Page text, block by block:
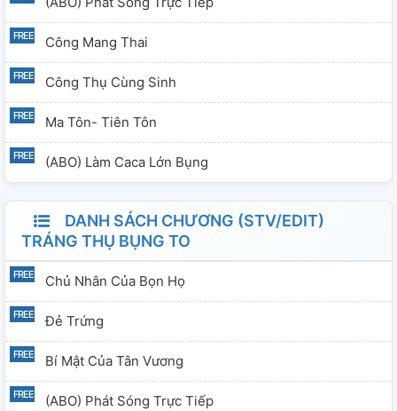
Công Mang Thai
Công Thụ Cùng Sinh
Ma Tôn- Tiên Tôn
(ABO) Làm Caca Lớn Bụng
DANH SÁCH CHƯƠNG (STV/EDIT)
TRÁNG THỤ BỤNG TO
Chủ Nhân Của Bọn Họ
Đẻ Trứng
Bí Mật Của Tân Vương
(ABO) Phát Sóng Trực Tiếp